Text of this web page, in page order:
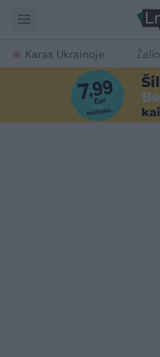
Karas Ukrainoje